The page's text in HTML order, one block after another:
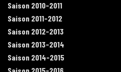
Saison 2010-2011
Saison 2011-2012
Saison 2012-2013
Saison 2013-2014
Saison 2014-2015